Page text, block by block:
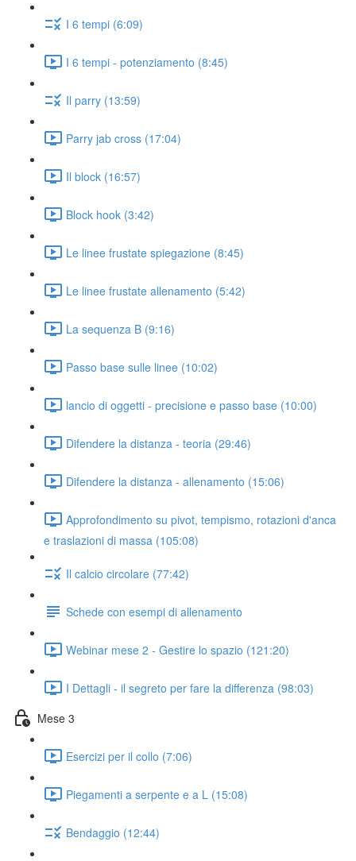
I 6 tempi (6:09)
I 6 tempi - potenziamento (8:45)
Il parry (13:59)
Parry jab cross (17:04)
Il block (16:57)
Block hook (3:42)
Le linee frustate spiegazione (8:45)
Le linee frustate allenamento (5:42)
La sequenza B (9:16)
Passo base sulle linee (10:02)
lancio di oggetti - precisione e passo base (10:00)
Difendere la distanza - teoria (29:46)
Difendere la distanza - allenamento (15:06)
Approfondimento su pivot, tempismo, rotazioni d'anca
e traslazioni di massa (105:08)
Il calcio circolare (77:42)
Schede con esempi di allenamento
Webinar mese 2 - Gestire lo spazio (121:20)
I Dettagli - il segreto per fare la differenza (98:03)
Mese 3
Esercizi per il collo (7:06)
Piegamenti a serpente e a L (15:08)
Bendaggio (12:44)